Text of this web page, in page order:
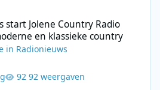
start Jolene Country Radio
en klassieke country
in Radionieuws
92 weergaven